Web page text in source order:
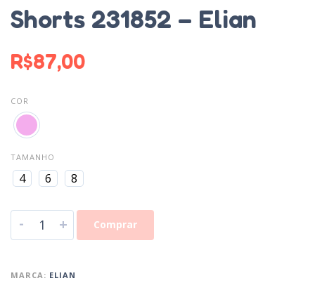
Shorts 231852 – Elian
R$87,00
COR
TAMANHO
4 6 8
- + Comprar
MARCA: ELIAN